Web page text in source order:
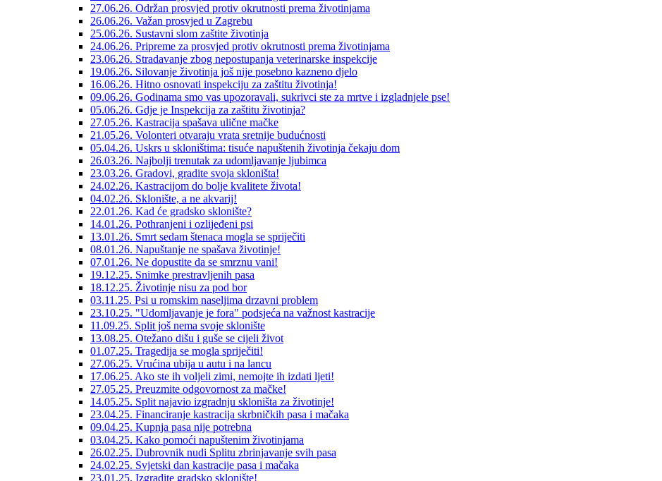
27.06.26. Održan prosvjed protiv okrutnosti prema životinjama
26.06.26. Važan prosvjed u Zagrebu
25.06.26. Sustavni slom zaštite životinja
24.06.26. Pripreme za prosvjed protiv okrutnosti prema životinjama
23.06.26. Stradavanje zbog nepostupanja veterinarske inspekcije
19.06.26. Silovanje životinja još nije posebno kazneno djelo
16.06.26. Hitno osnovati inspekciju za zaštitu životinja!
09.06.26. Godinama smo vas upozoravali, sukrivci ste za mrtve i izgladnjele pse!
05.06.26. Gdje je Inspekcija za zaštitu životinja?
27.05.26. Kastracija spašava ulične mačke
21.05.26. Volonteri otvaraju vrata sretnije budućnosti
05.04.26. Uskrs u skloništima: tisuće napuštenih životinja čekaju dom
26.03.26. Najbolji trenutak za udomljavanje ljubimca
23.03.26. Gradovi, gradite svoja skloništa!
24.02.26. Kastracijom do bolje kvalitete života!
04.02.26. Sklonište, a ne akvarij!
22.01.26. Kad će gradsko sklonište?
14.01.26. Pothranjeni i ozlijeđeni psi
13.01.26. Smrt sedam štenaca mogla se spriječiti
08.01.26. Napuštanje ne spašava životinje!
07.01.26. Ne dopustite da se smrznu vani!
19.12.25. Snimke prestravljenih pasa
18.12.25. Životinje nisu za pod bor
03.11.25. Psi u romskim naseljima drzavni problem
23.10.25. "Udomljavanje je fora" podsjeća na važnost kastracije
11.09.25. Split još nema svoje sklonište
13.08.25. Otežano dišu i guše se cijeli život
01.07.25. Tragedija se mogla spriječiti!
27.06.25. Vrućina ubija u autu i na lancu
17.06.25. Ako ste ih voljeli zimi, nemojte ih izdati ljeti!
27.05.25. Preuzmite odgovornost za mačke!
14.05.25. Split najavio izgradnju skloništa za životinje!
23.04.25. Financiranje kastracija skrbničkih pasa i mačaka
09.04.25. Kupnja pasa nije potrebna
03.04.25. Kako pomoći napuštenim životinjama
26.02.25. Dubrovnik nudi Splitu zbrinjavanje svih pasa
24.02.25. Svjetski dan kastracije pasa i mačaka
23.01.25. Izgradite gradsko sklonište!